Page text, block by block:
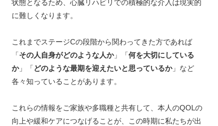
状態となるため、心臓リハビリでの積極的な介入は現実的
に難しくなります。
これまでステージCの段階から関わってきた方であれば
「その人自身がどのような人か」「何を大切にしている
か」「どのような最期を迎えたいと思っているか」など
各々知っていることがあります。
これらの情報をご家族や多職種と共有して、本人のQOLの
向上や緩和ケアにつなげることが、この時期に私たちが出